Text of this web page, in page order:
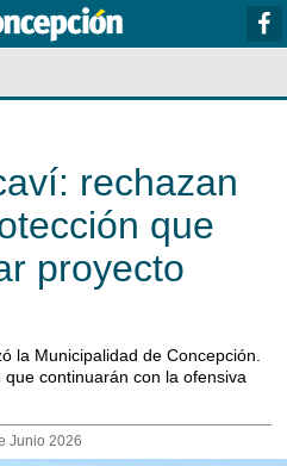
rechazan
que
proyecto
la Municipalidad de Concepción.
continuarán con la ofensiva
Junio 2026